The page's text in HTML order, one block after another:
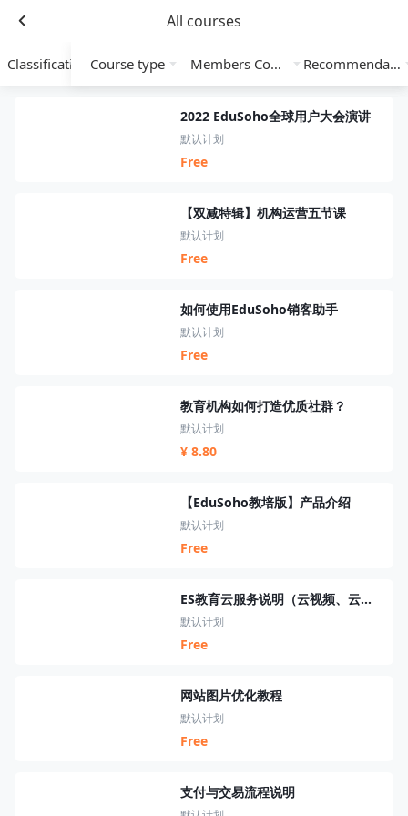
All courses
Classification Course type Members Course Recommendation
2022 EduSoho全球用户大会演讲
默认计划
Free
【双减特辑】机构运营五节课
默认计划
Free
如何使用EduSoho销客助手
默认计划
Free
教育机构如何打造优质社群？
默认计划
¥ 8.80
【EduSoho教培版】产品介绍
默认计划
Free
ES教育云服务说明（云视频、云短信、云资源、云搜索、云直播）
默认计划
Free
网站图片优化教程
默认计划
Free
支付与交易流程说明